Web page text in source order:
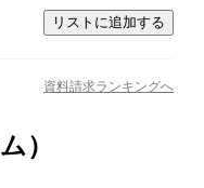
リストに追加する
資料請求ランキングへ
）